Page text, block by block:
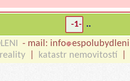
-1- ..
- mail: info
reality katastr nemovitostí